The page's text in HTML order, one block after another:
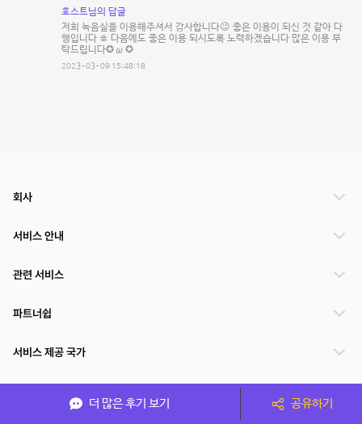
호스트님의 답글
저희 녹음실을 이용해주셔서 감사합니다😉 좋은 이용이 되신 것 같아 다
행입니다 ㅎ 다음에도 좋은 이용 되시도록 노력하겠습니다 많은 이용 부
탁드립니다✪ ω ✪
2023-03-09 15:48:18
더 많은 후기 보기 공유하기
회사
서비스 안내
관련 서비스
파트너쉽
서비스 제공 국가
(주)NSPACE 사업자정보